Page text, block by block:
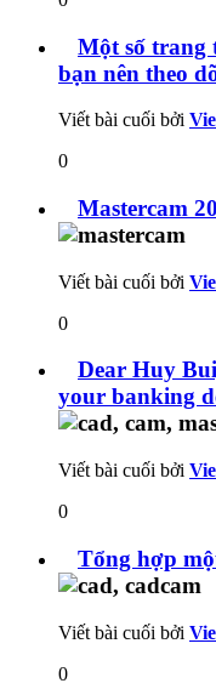
Một số trang
bạn nên theo
Viết bài cuối bởi
0
Mastercam
Viết bài cuối bởi
0
Dear Huy
your banking
Viết bài cuối bởi
0
Tổng hợp
Viết bài cuối bởi
0